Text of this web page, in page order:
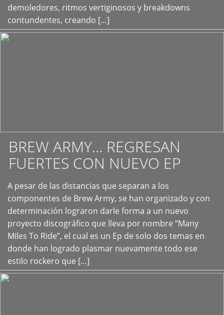
demoledores, ritmos vertiginosos y breakdowns
contundentes, creando […]
BREW ARMY… REGRESAN
FUERTES CON NUEVO EP
A pesar de las distancias que separan a los
componentes de Brew Army, se han organizado y con
determinación lograron darle forma a un nuevo
proyecto discográfico que lleva por nombre “Many
Miles To Ride”, el cual es un Ep de solo dos temas en
donde han logrado plasmar nuevamente todo ese
estilo rockero que […]
+